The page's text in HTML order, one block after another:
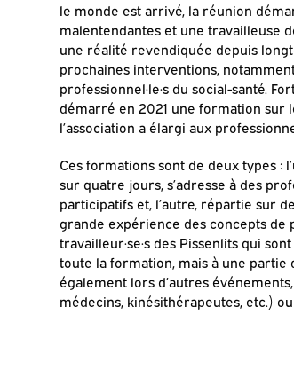
le monde est arrivé, la réunion
malentendantes et une travailleuse
une réalité revendiquée depuis
prochaines interventions,
professionnel·le·s du social-santé.
démarré en 2021 une formation sur
l’association a élargi aux
Ces formations sont de deux types :
sur quatre jours, s’adresse à des
participatifs et, l’autre, répartie sur
grande expérience des concepts
travailleur·se·s des Pissenlits qui
toute la formation, mais à une partie
également lors d’autres
médecins, kinésithérapeutes, etc.)